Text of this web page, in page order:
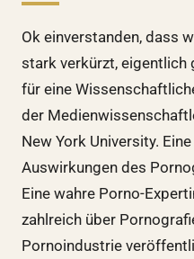
Ok einverstanden, dass
stark verkürzt, eigentlich
für eine
der
New York University.
Auswirkungen des
Eine wahre Porno-
zahlreich über
Pornoindustrie